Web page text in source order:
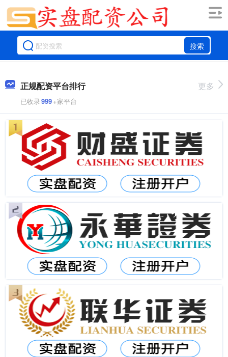
搜索
正规配资平台排行
已收录999+家平台
更多